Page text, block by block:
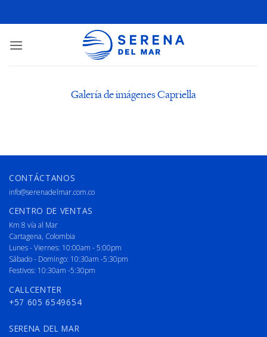
Galería de imágenes Capriella
CONTÁCTANOS
info@serenadelmar.com.co
CENTRO DE VENTAS
Km 8 vía al Mar
Cartagena, Colombia
Lunes - Viernes: 10:00am - 5:00pm
Sábado - Domingo: 10:30am -5:30pm
Festivos: 10:30am -5:30pm
CALLCENTER
+57 605 6549654
SERENA DEL MAR